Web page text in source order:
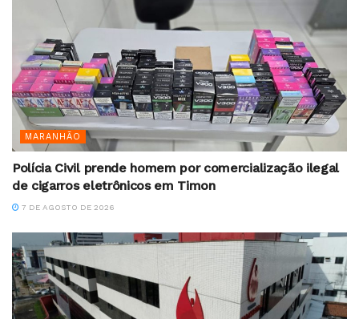
MARANHÃO
Polícia Civil prende homem por comercialização ilegal
de cigarros eletrônicos em Timon
7 DE AGOSTO DE 2026